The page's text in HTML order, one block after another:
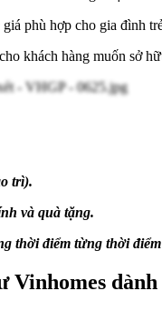
phù hợp cho gia đình
khách hàng muốn sở
trì).
và quà tặng.
thời điểm từng thời
Vinhomes